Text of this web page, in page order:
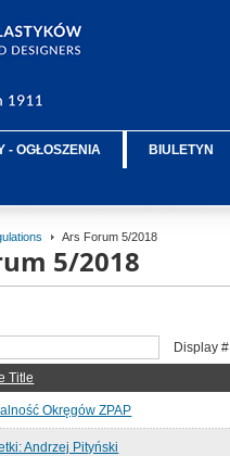
- OGŁOSZENIA BIULETYN
Ars Forum 5/2018
5/2018
Display #
Title
Okręgów ZPAP
Andrzej Pityński